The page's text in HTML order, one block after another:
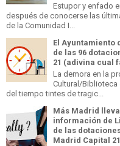
Estupor y enfado
después de conocerse las
de la Comunidad I...
El Ayuntamiento
de las 96
21 (adivina cual
La demora en la
Cultural/Biblioteca
del tiempo tintes de tragic...
Más Madrid
información de
de las
Madrid Capital 21